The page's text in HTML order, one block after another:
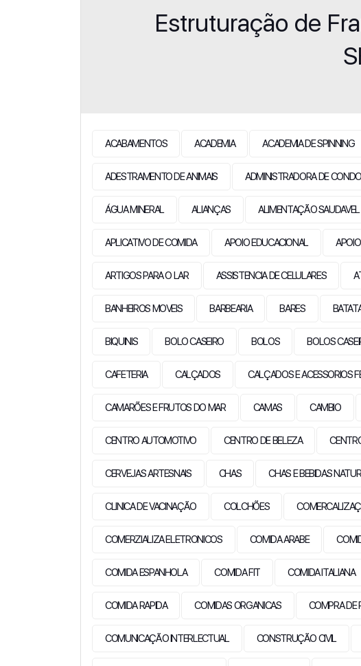
Estruturação de
ACABAMENTOS ACADEMIA ACADEMIA DE SPINNING
ADESTRAMENTO DE ANIMAIS ADMINISTRADORA DE
ÁGUA MINERAL ALIANÇAS ALIMENTAÇÃO SAUDAVEL
APLICATIVO DE COMIDA APOIO EDUCACIONAL
ARTIGOS PARA O LAR ASSISTENCIA DE CELULARES
BANHEIROS MOVEIS BARBEARIA BARES
BIQUINIS BOLO CASEIRO BOLOS BOLOS
CAFETERIA CALÇADOS CALÇADOS E ACESSORIOS
CAMARÕES E FRUTOS DO MAR CAMAS CAMBIO
CENTRO AUTOMOTIVO CENTRO DE BELEZA
CERVEJAS ARTESNAIS CHAS CHAS E BEBIDAS
CLINICA DE VACINAÇÃO COLCHÕES
COMERZIALIZA ELETRONICOS COMIDA ARABE
COMIDA ESPANHOLA COMIDA FIT COMIDA ITALIANA
COMIDA RAPIDA COMIDAS ORGANICAS COMPRA DE
COMUNICAÇÃO INTERLECTUAL CONSTRUÇÃO CIVIL